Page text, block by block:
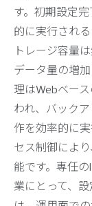
す。初期設定
的に実行され
トレージ容量
データ量の増
理はWebベー
われ、バック
作を効率的に
セス制御によ
能です。専任
業にとって、